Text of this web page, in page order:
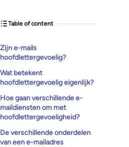
Table of content
Zijn e-mails
hoofdlettergevoelig?
Wat betekent
hoofdlettergevoelig eigenlijk?
Hoe gaan verschillende e-
maildiensten om met
hoofdlettergevoeligheid?
De verschillende onderdelen
van een e-mailadres